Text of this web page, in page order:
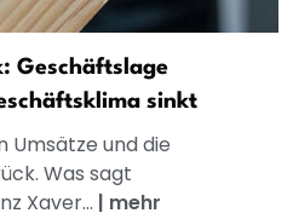
Geschäftslage
sinkt
Umsätze und die
Was sagt
Xaver... | mehr